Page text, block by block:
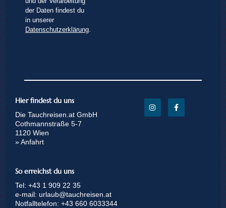
der Daten findest du
in unserer
Datenschutzerklärung.
Hier findest du uns
Die Tauchreisen.at GmbH
Cothmannstraße 5-7
1120 Wien
» Anfahrt
So erreichst du uns
Tel: +43 1 909 22 35
e-mail: urlaub@tauchreisen.at
Notfalltelefon: +43 660 6033344